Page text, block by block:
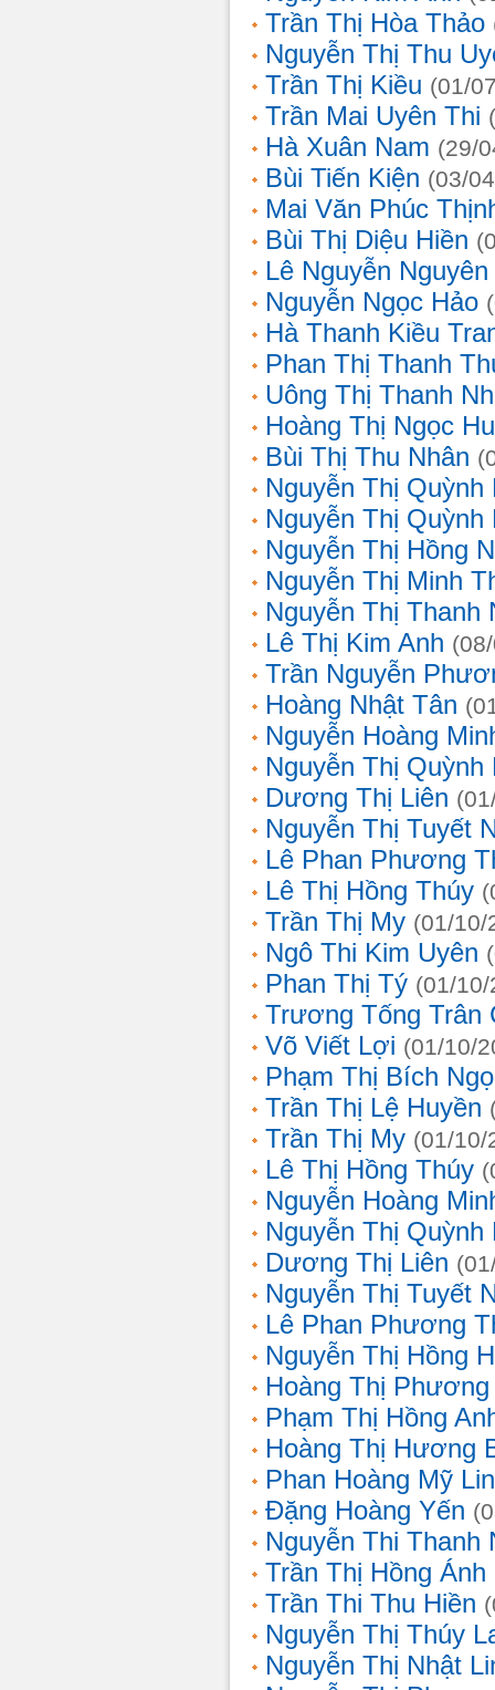
Trần Thị Hòa Thảo
Nguyễn Thị Thu
Trần Thị Kiều (01/
Trần Mai Uyên Thi
Hà Xuân Nam (29/
Bùi Tiến Kiện (03/
Mai Văn Phúc
Bùi Thị Diệu Hiền
Lê Nguyễn
Nguyễn Ngọc Hảo
Hà Thanh Kiều
Phan Thị Thanh
Uông Thị Thanh
Hoàng Thị Ngọc
Bùi Thị Thu Nhân
Nguyễn Thị Quỳnh
Nguyễn Thị Quỳnh
Nguyễn Thị Hồng
Nguyễn Thị Minh
Nguyễn Thị Thanh
Lê Thị Kim Anh
Trần Nguyễn
Hoàng Nhật Tân
Nguyễn Hoàng
Nguyễn Thị Quỳnh
Dương Thị Liên
Nguyễn Thị Tuyết
Lê Phan Phương
Lê Thị Hồng Thúy
Trần Thị My (01/10/
Ngô Thi Kim Uyên
Phan Thị Tý (01/
Trương Tống Trân
Võ Viết Lợi (01/10/
Phạm Thị Bích
Trần Thị Lệ Huyền
Trần Thị My (01/10/
Lê Thị Hồng Thúy
Nguyễn Hoàng
Nguyễn Thị Quỳnh
Dương Thị Liên
Nguyễn Thị Tuyết
Lê Phan Phương
Nguyễn Thị Hồng
Hoàng Thị Phương
Phạm Thị Hồng
Hoàng Thị Hương
Phan Hoàng Mỹ
Đặng Hoàng Yến
Nguyễn Thi Thanh
Trần Thị Hồng Ánh
Trần Thi Thu Hiền
Nguyễn Thị Thúy
Nguyễn Thị Nhật